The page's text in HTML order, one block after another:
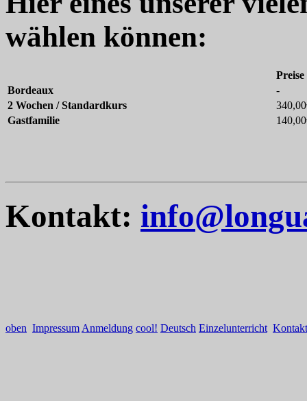
wählen können:
Preise
Bordeaux
-
2 Wochen / Standardkurs
Gastfamilie
Kontakt:
oben Impressum Anmeldung cool! Deutsch Einzelunterricht Kontakt